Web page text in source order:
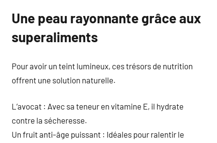
Une peau rayonnante grâce aux
superaliments
Pour avoir un teint lumineux, ces trésors de nutrition
offrent une solution naturelle.
L’avocat : Avec sa teneur en vitamine E, il hydrate
contre la sécheresse.
Un fruit anti-âge puissant : Idéales pour ralentir le